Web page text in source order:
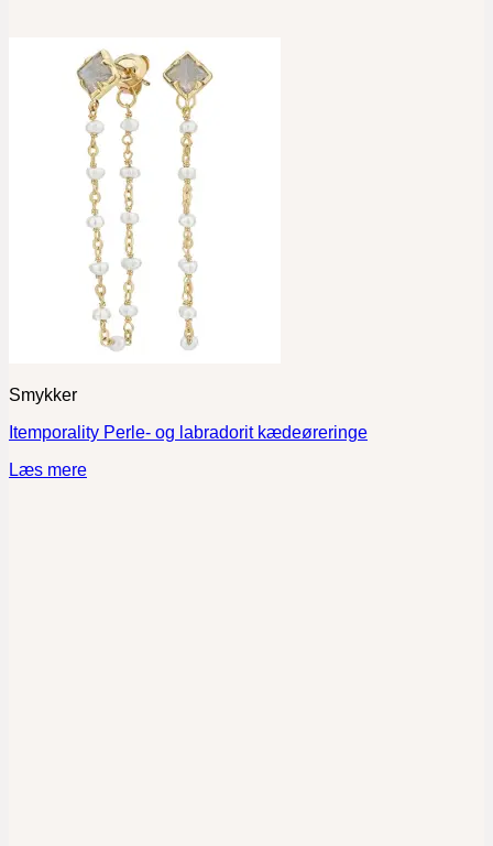
Smykker
Itemporality Perle- og labradorit kædeøreringe
Læs mere